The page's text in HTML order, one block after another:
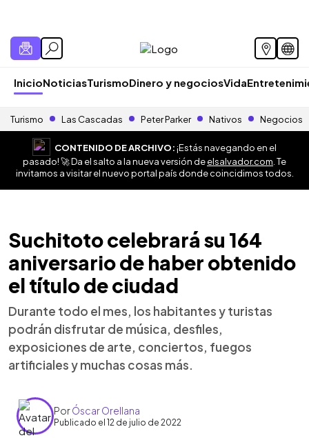
InicioNoticiasTurismoDinero y negociosVida
Turismo Las Cascadas Peter Parker Nativos Negocios
CONTENIDO DE ARCHIVO:¡Estás navegando en el
pasado! 🚀 Da el salto a la nueva versión deelsalvador.com . Te
invitamos a visitar el nuevo portal país donde coincidimos todos.
Suchitoto celebrará su 164
aniversario de haber obtenido
el título de ciudad
Durante todo el mes, los habitantes y turistas
podrán disfrutar de música, desfiles,
exposiciones de arte, conciertos, fuegos
artificiales y muchas cosas más.
PorÓscar Orellana
Publicado el 12 de julio de 2022